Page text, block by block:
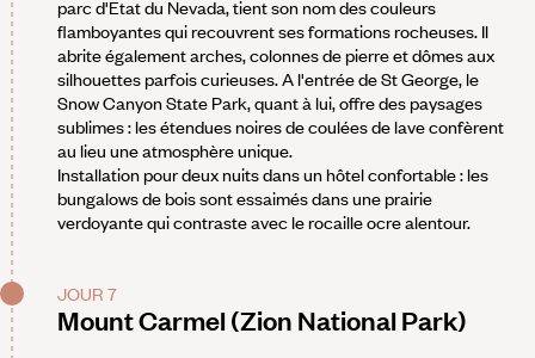
parc d'Etat du Nevada, tient son nom des couleurs
flamboyantes qui recouvrent ses formations rocheuses. Il
abrite également arches, colonnes de pierre et dômes aux
silhouettes parfois curieuses. A l'entrée de St George, le
Snow Canyon State Park, quant à lui, offre des paysages
sublimes : les étendues noires de coulées de lave confèrent
au lieu une atmosphère unique.
Installation pour deux nuits dans un hôtel confortable : les
bungalows de bois sont essaimés dans une prairie
verdoyante qui contraste avec le rocaille ocre alentour.
JOUR 7
Mount Carmel (Zion National Park)